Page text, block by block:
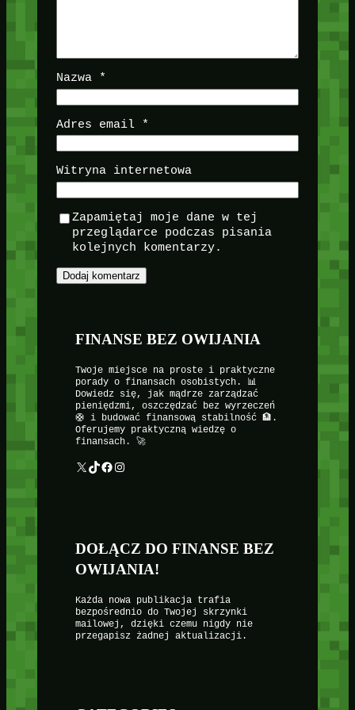
Nazwa *
Adres email *
Witryna internetowa
Zapamiętaj moje dane w tej
przeglądarce podczas pisania
kolejnych komentarzy.
FINANSE BEZ OWIJANIA
Twoje miejsce na proste i praktyczne
porady o finansach osobistych. 📊
Dowiedz się, jak mądrze zarządzać
pieniędzmi, oszczędzać bez wyrzeczeń
🛟 i budować finansową stabilność 🏦.
Oferujemy praktyczną wiedzę o
finansach. 🚀
X TikTok Facebook Instagram
DOŁĄCZ DO FINANSE BEZ
OWIJANIA!
Każda nowa publikacja trafia
bezpośrednio do Twojej skrzynki
mailowej, dzięki czemu nigdy nie
przegapisz żadnej aktualizacji.